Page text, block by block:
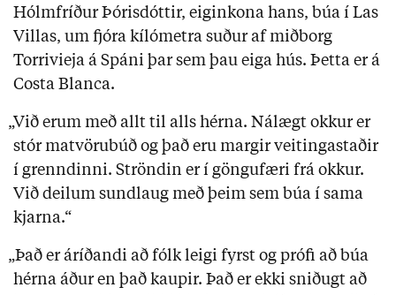
Hólmfríður Þórisdóttir, eiginkona hans, búa í Las
Villas, um fjóra kílómetra suður af miðborg
Torrivieja á Spáni þar sem þau eiga hús. Þetta er á
Costa Blanca.
„Við erum með allt til alls hérna. Nálægt okkur er
stór matvörubúð og það eru margir veitingastaðir
í grenndinni. Ströndin er í göngufæri frá okkur.
Við deilum sundlaug með þeim sem búa í sama
kjarna.“
„Það er áríðandi að fólk leigi fyrst og prófi að búa
hérna áður en það kaupir. Það er ekki sniðugt að